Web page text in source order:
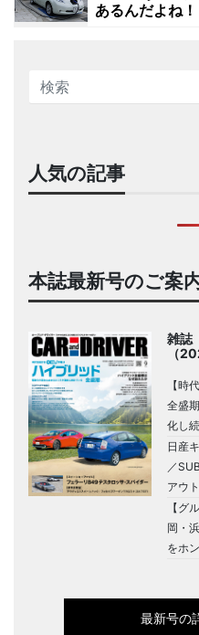
あるんだよね！
人気の記事
本誌最新号のご案
雑誌
（
【時
全盛
化し
日産
／
アウ
【グ
岡・
をホ
最新号の